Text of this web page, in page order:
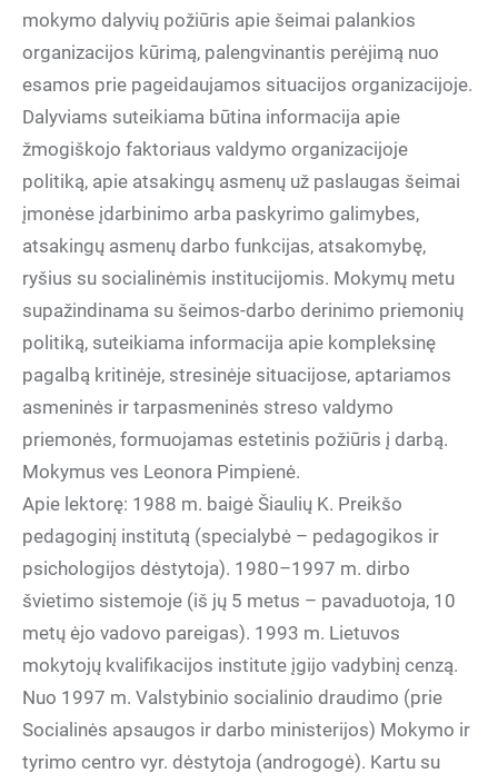
mokymo dalyvių požiūris apie šeimai palankios
organizacijos kūrimą, palengvinantis perėjimą nuo
esamos prie pageidaujamos situacijos organizacijoje.
Dalyviams suteikiama būtina informacija apie
žmogiškojo faktoriaus valdymo organizacijoje
politiką, apie atsakingų asmenų už paslaugas šeimai
įmonėse įdarbinimo arba paskyrimo galimybes,
atsakingų asmenų darbo funkcijas, atsakomybę,
ryšius su socialinėmis institucijomis. Mokymų metu
supažindinama su šeimos-darbo derinimo priemonių
politiką, suteikiama informacija apie kompleksinę
pagalbą kritinėje, stresinėje situacijose, aptariamos
asmeninės ir tarpasmeninės streso valdymo
priemonės, formuojamas estetinis požiūris į darbą.
Mokymus ves Leonora Pimpienė.
Apie lektorę: 1988 m. baigė Šiaulių K. Preikšo
pedagoginį institutą (specialybė – pedagogikos ir
psichologijos dėstytoja). 1980–1997 m. dirbo
švietimo sistemoje (iš jų 5 metus – pavaduotoja, 10
metų ėjo vadovo pareigas). 1993 m. Lietuvos
mokytojų kvalifikacijos institute įgijo vadybinį cenzą.
Nuo 1997 m. Valstybinio socialinio draudimo (prie
Socialinės apsaugos ir darbo ministerijos) Mokymo ir
tyrimo centro vyr. dėstytoja (androgogė). Kartu su